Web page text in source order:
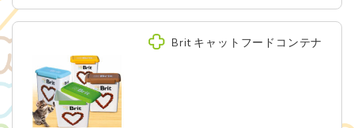
Brit キャットフードコンテナ